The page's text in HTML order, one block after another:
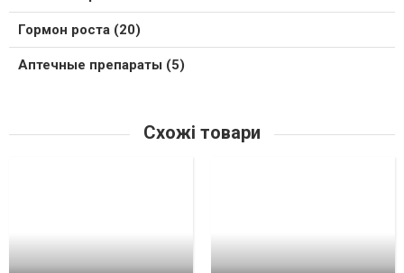
Гормон роста (20)
Аптечные препараты (5)
Схожі товари